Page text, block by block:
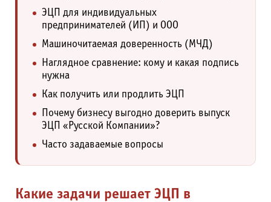
ЭЦП для индивидуальных
предпринимателей (ИП) и ООО
Машиночитаемая доверенность (МЧД)
Наглядное сравнение: кому и какая подпись
нужна
Как получить или продлить ЭЦП
Почему бизнесу выгодно доверить выпуск
ЭЦП «Русской Компании»?
Часто задаваемые вопросы
Какие задачи решает ЭЦП в